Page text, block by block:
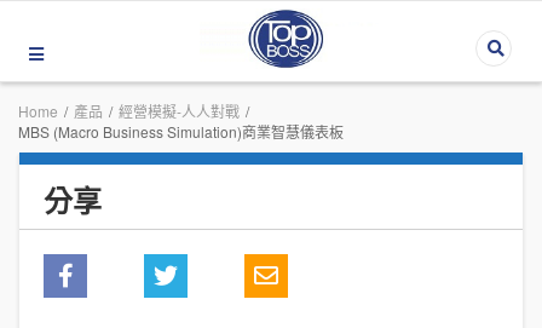
Home / 產品 / 經營模擬-人人對戰 /
MBS (Macro Business Simulation)商業智慧儀表板
分享